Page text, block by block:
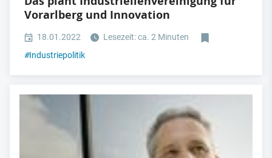
Vorarlberg und Innovation
18.01.2022
Lesezeit: ca. 2 Minuten
#Industriepolitik